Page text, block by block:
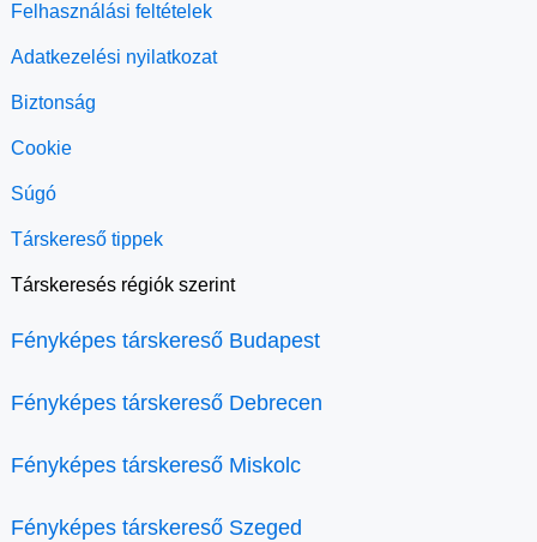
Felhasználási feltételek
Adatkezelési nyilatkozat
Biztonság
Cookie
Súgó
Társkereső tippek
Társkeresés régiók szerint
Fényképes társkereső Budapest
Fényképes társkereső Debrecen
Fényképes társkereső Miskolc
Fényképes társkereső Szeged